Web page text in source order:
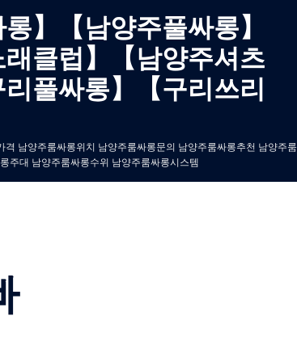
】【남양주풀싸롱】
래클럽】【남양주셔츠
풀싸롱】【구리쓰리
남양주룸싸롱위치 남양주룸싸롱문의 남양주룸싸롱추천 남양주룸
주대 남양주룸싸롱수위 남양주룸싸롱시스템